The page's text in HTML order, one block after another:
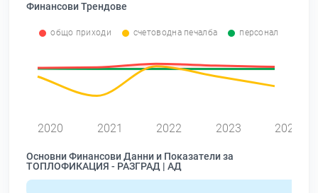
Финансови Трендове
общо приходи счетоводна печалба персонал
2020 2021 2022 2023 2024
Основни Финансови Данни и Показатели за
ТОПЛОФИКАЦИЯ - РАЗГРАД | АД